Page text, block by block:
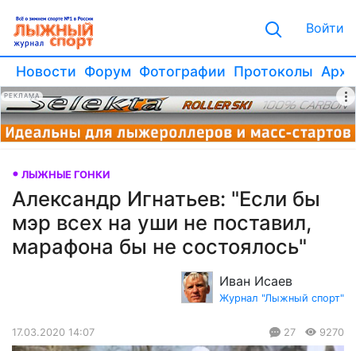
Войти
Новости Форум Фотографии Протоколы
РЕКЛАМА
ЛЫЖНЫЕ ГОНКИ
Александр Игнатьев: "Если бы
мэр всех на уши не поставил,
марафона бы не состоялось"
Иван Исаев
Журнал "Лыжный спорт"
17.03.2020 14:07 27 9270